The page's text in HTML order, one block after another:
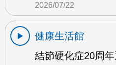
2026/07/22
健康生活館
結節硬化症20周